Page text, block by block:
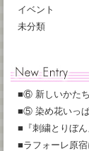
イベント
未分類
■⑥ 新しいかた
■⑤ 染め花いっ
■ 『刺繍とりぼ
■ラフォーレ原